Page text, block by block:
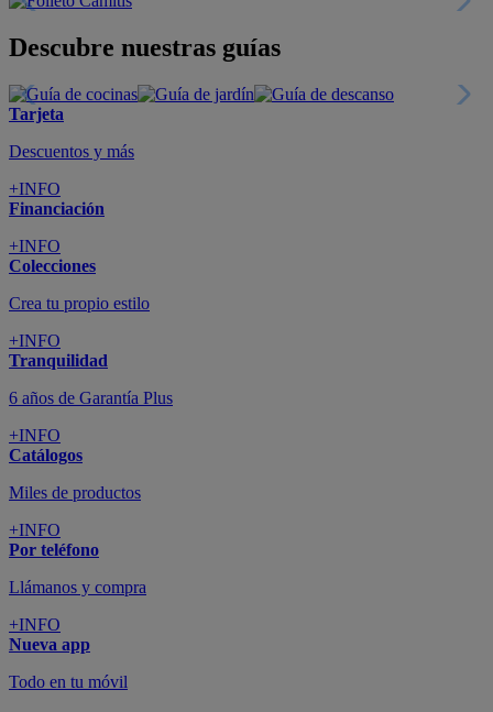
Descubre nuestras guías
Tarjeta
Descuentos y más
+INFO
Financiación
+INFO
Colecciones
Crea tu propio estilo
+INFO
Tranquilidad
6 años de Garantía Plus
+INFO
Catálogos
Miles de productos
+INFO
Por teléfono
Llámanos y compra
+INFO
Nueva app
Todo en tu móvil